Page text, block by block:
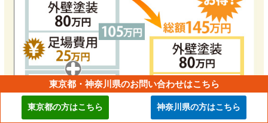
東京都・神奈川県のお問い合わせはこちら
東京都の方はこちら 神奈川県の方はこちら